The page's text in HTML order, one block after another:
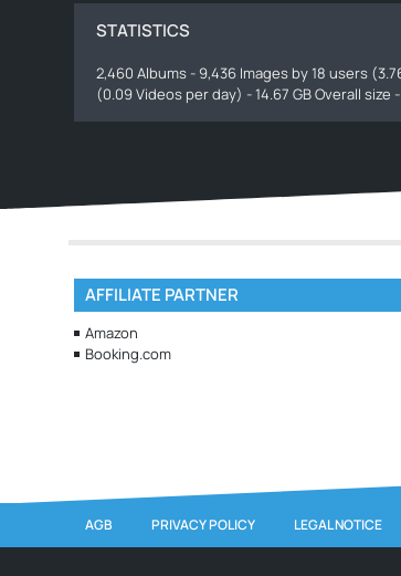
STATISTICS
2,460 Albums - 9,436 Images by 18 users
(0.09 Videos per day) - 14.67 GB Overall
AFFILIATE PARTNER
Amazon
Booking.com
AGB PRIVACY POLICY LEGAL NOTICE